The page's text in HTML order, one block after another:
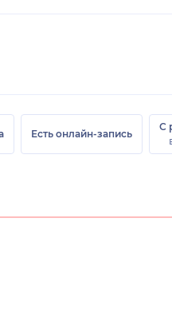
Есть онлайн-запись
С